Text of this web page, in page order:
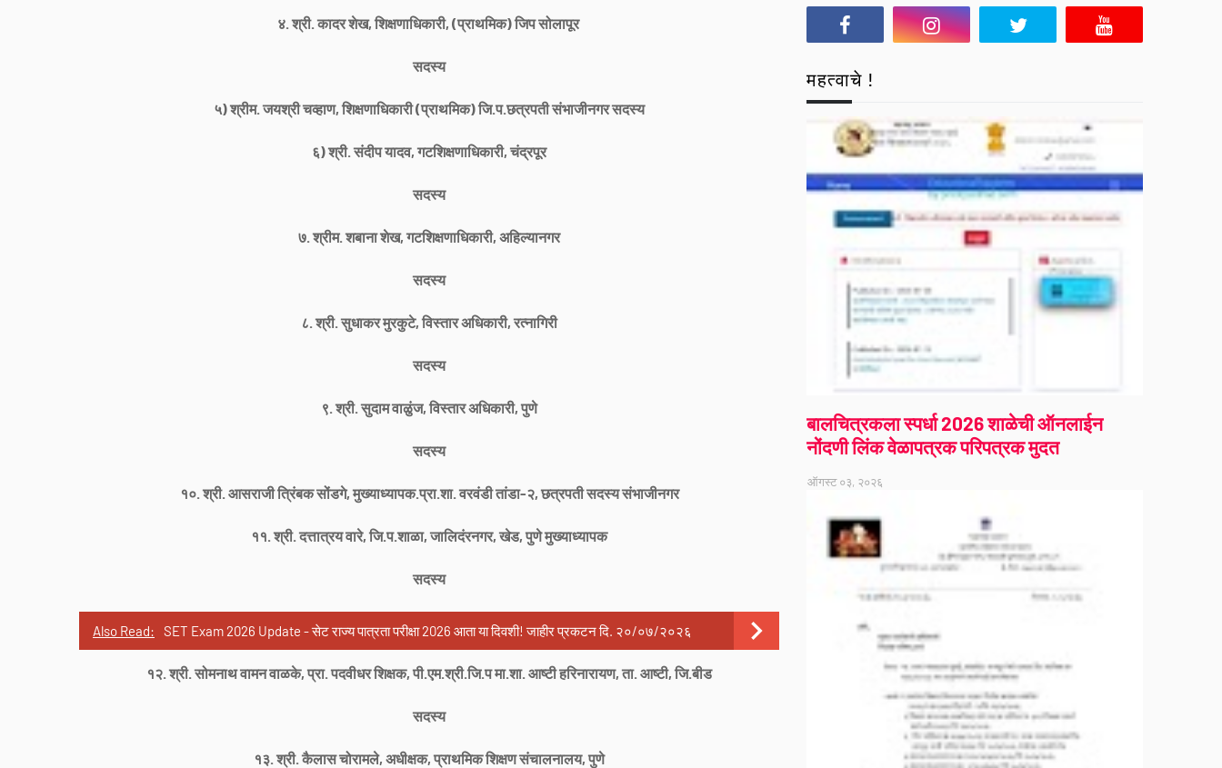
४. श्री. कादर शेख, शिक्षणाधिकारी, (प्राथमिक) जिप सोलापूर
सदस्य
५) श्रीम. जयश्री चव्हाण, शिक्षणाधिकारी (प्राथमिक) जि.प.छत्रपती संभाजीनगर सदस्य
६) श्री. संदीप यादव, गटशिक्षणाधिकारी, चंद्रपूर
सदस्य
७. श्रीम. शबाना शेख, गटशिक्षणाधिकारी, अहिल्यानगर
सदस्य
८. श्री. सुधाकर मुरकुटे, विस्तार अधिकारी, रत्नागिरी
सदस्य
९. श्री. सुदाम वाळुंज, विस्तार अधिकारी, पुणे
सदस्य
१०. श्री. आसराजी त्रिंबक सोंडगे, मुख्याध्यापक.प्रा.शा. वरवंडी तांडा-२, छत्रपती सदस्य संभाजीनगर
११. श्री. दत्तात्रय वारे, जि.प.शाळा, जालिदंरनगर, खेड, पुणे मुख्याध्यापक
सदस्य
Also Read: SET Exam 2026 Update - सेट राज्य पात्रता परीक्षा 2026 आता या दिवशी! जाहीर प्रकटन दि. २०/०७/२०२६
१२. श्री. सोमनाथ वामन वाळके, प्रा. पदवीधर शिक्षक, पी.एम.श्री.जि.प मा.शा. आष्टी हरिनारायण, ता. आष्टी, जि.बीड
सदस्य
१३. श्री. कैलास चोरामले, अधीक्षक, प्राथमिक शिक्षण संचालनालय, पुणे
महत्वाचे !
बालचित्रकला स्पर्धा 2026 शाळेची ऑनलाईन
नोंदणी लिंक वेळापत्रक परिपत्रक मुदत
ऑगस्ट ०३, २०२६